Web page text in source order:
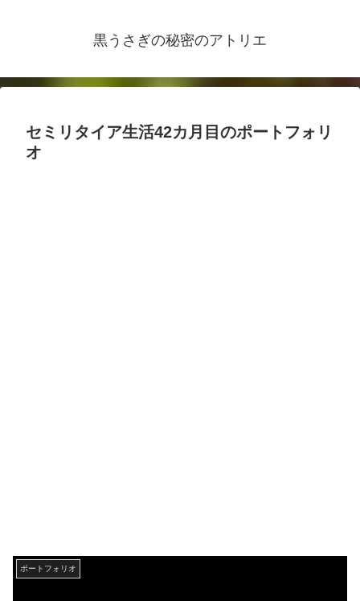
黒うさぎの秘密のアトリエ
セミリタイア生活42カ月目のポートフォリ
オ
ポートフォリオ